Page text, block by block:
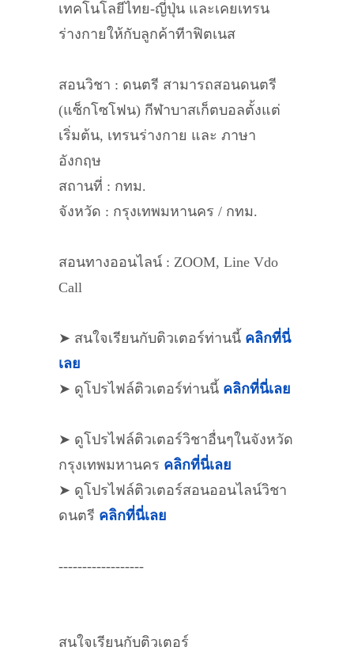
เทคโนโลยีไทย-ญี่ปุ่น และเคยเทรน
ร่างกายให้กับลูกค้าทีาฟิตเนส
สอนวิชา : ดนตรี สามารถสอนดนตรี
(แซ็กโซโฟน) กีฬาบาสเก็ตบอลตั้งแต่
เริ่มต้น, เทรนร่างกาย และ ภาษา
อังกฤษ
สถานที่ : กทม.
จังหวัด : กรุงเทพมหานคร / กทม.
สอนทางออนไลน์ : ZOOM, Line Vdo
Call
➤ สนใจเรียนกับติวเตอร์ท่านนี้ คลิกที่นี่
เลย
➤ ดูโปรไฟล์ติวเตอร์ท่านนี้ คลิกที่นี่เลย
➤ ดูโปรไฟล์ติวเตอร์วิชาอื่นๆในจังหวัด
กรุงเทพมหานคร คลิกที่นี่เลย
➤ ดูโปรไฟล์ติวเตอร์สอนออนไลน์วิชา
ดนตรี คลิกที่นี่เลย
------------------
สนใจเรียนกับติวเตอร์